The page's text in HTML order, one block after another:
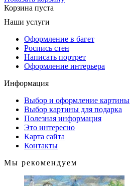
Корзина пуста
Наши услуги
Оформление в багет
Роспись стен
Написать портрет
Оформление интерьера
Информация
Выбор и оформление картины
Выбор картины для подарка
Полезная информация
Это интересно
Карта сайта
Контакты
Мы рекомендуем